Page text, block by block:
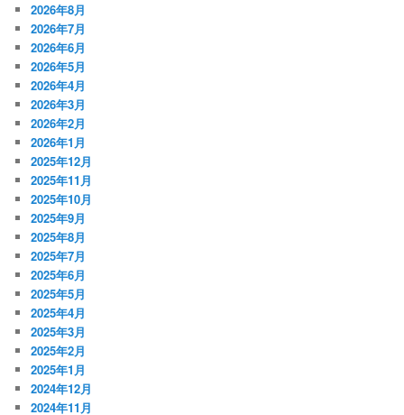
2026年8月
2026年7月
2026年6月
2026年5月
2026年4月
2026年3月
2026年2月
2026年1月
2025年12月
2025年11月
2025年10月
2025年9月
2025年8月
2025年7月
2025年6月
2025年5月
2025年4月
2025年3月
2025年2月
2025年1月
2024年12月
2024年11月